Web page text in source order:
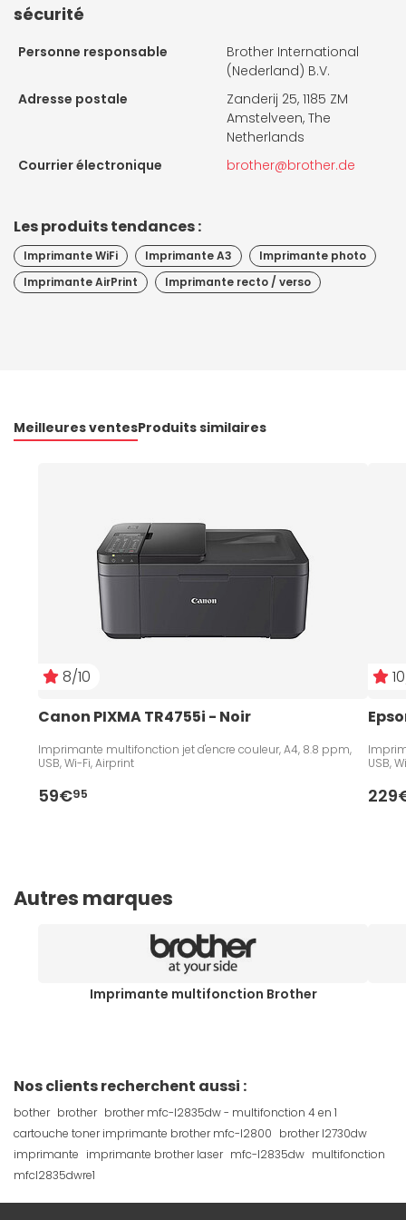
sécurité
Personne responsable
Brother International
(Nederland) B.V.
Adresse postale
Zanderij 25, 1185 ZM
Amstelveen, The
Netherlands
Courrier électronique
brother@brother.de
Les produits tendances :
Imprimante WiFi Imprimante A3
Imprimante photo
Imprimante AirPrint
Imprimante recto / verso
Meilleures ventesProduits similaires
8/10
Canon PIXMA TR4755i - Noir
Imprimante multifonction jet d'encre couleur, A4, 8.8 ppm,
USB, Wi-Fi, Airprint
59€95
USB,
Autres marques
Imprimante multifonction Brother
Nos clients recherchent aussi :
bother brother brother mfc-l2835dw - multifonction 4 en 1
cartouche toner imprimante brother mfc-l2800 brother l2730dw
imprimante imprimante brother laser mfc-l2835dw multifonction
mfcl2835dwre1